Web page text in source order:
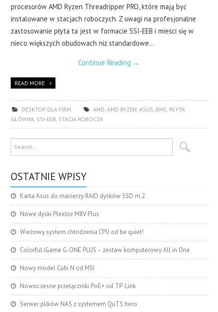
procesorów AMD Ryzen Threadripper PRO, które mają być
instalowane w stacjach roboczych. Z uwagi na profesjonalne
zastosowanie płyta ta jest w formacie SSI-EEB i mieści się w
nieco większych obudowach niż standardowe…
Continue Reading →
READ MORE
DESKTOP, DLA FIRM AMD,AMD RYZEN,ASUS, BMC, PŁYTA
GŁÓWNA, SSI-EEB, STACJA ROBOCZA
OSTATNIE WPISY
Karta Asus do macierzy RAID dysków SSD m.2
Nowe dyski Plextor M8V Plus
Wieżowy system chłodzenia CPU od be quiet!
Colorful iGame G-ONE PLUS – zestaw komputerowy All in One
Nowy model Cubi N od MSI
Nowoczesne przełączniki PoE+ od TP-Link
Serwer plików NAS z systemem QuTS hero